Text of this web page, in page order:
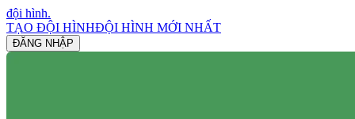
đội hình.
TẠO ĐỘI HÌNHĐỘI HÌNH MỚI NHẤT
ĐĂNG NHẬP